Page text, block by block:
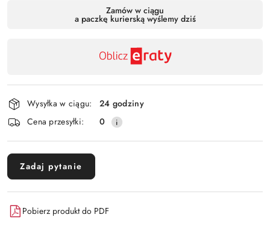
Zamów w ciągu
a paczkę kurierską wyślemy dziś
Wysyłka w ciągu:
24 godziny
Cena przesyłki:
0
Zadaj pytanie
Pobierz produkt do PDF